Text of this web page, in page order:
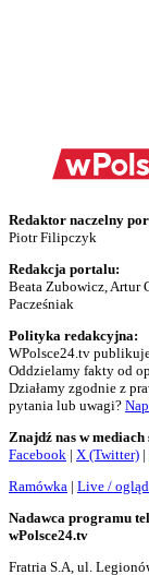
Redaktor naczelny
Piotr Filipczyk
Redakcja portalu:
Beata Zubowicz, Artur
Pacześniak
Polityka redakcyjna:
WPolsce24.tv
Oddzielamy fakty od
Działamy zgodnie z
pytania lub uwagi?
Znajdź nas w mediach
Facebook | X (Twitter) |
Ramówka | Live /
Nadawca programu
wPolsce24.tv
Fratria S.A, ul.